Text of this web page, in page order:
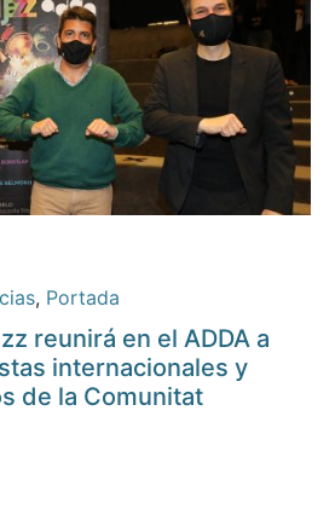
, Portada
reunirá en el ADDA a
internacionales y
de la Comunitat